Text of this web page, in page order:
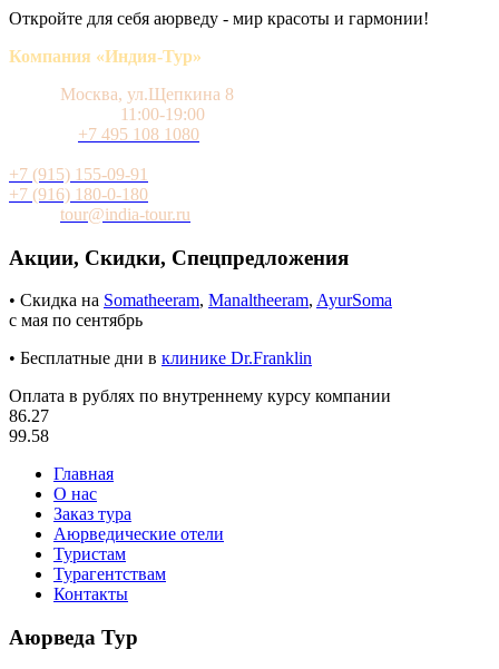
Откройте для себя аюрведу - мир красоты и гармонии!
Компания «Индия-Тур»
Москва, ул.Щепкина 8
11:00-19:00
+7 495 108 1080
+7 (915) 155-09-91
+7 (916) 180-0-180
tour@india-tour.ru
Акции, Скидки, Спецпредложения
• Скидка на Somatheeram, Manaltheeram, AyurSoma
с мая по сентябрь
• Бесплатные дни в клинике Dr.Franklin
Оплата в рублях по внутреннему курсу компании
86.27
99.58
Главная
О нас
Заказ тура
Аюрведические отели
Туристам
Турагентствам
Контакты
Аюрведа Тур